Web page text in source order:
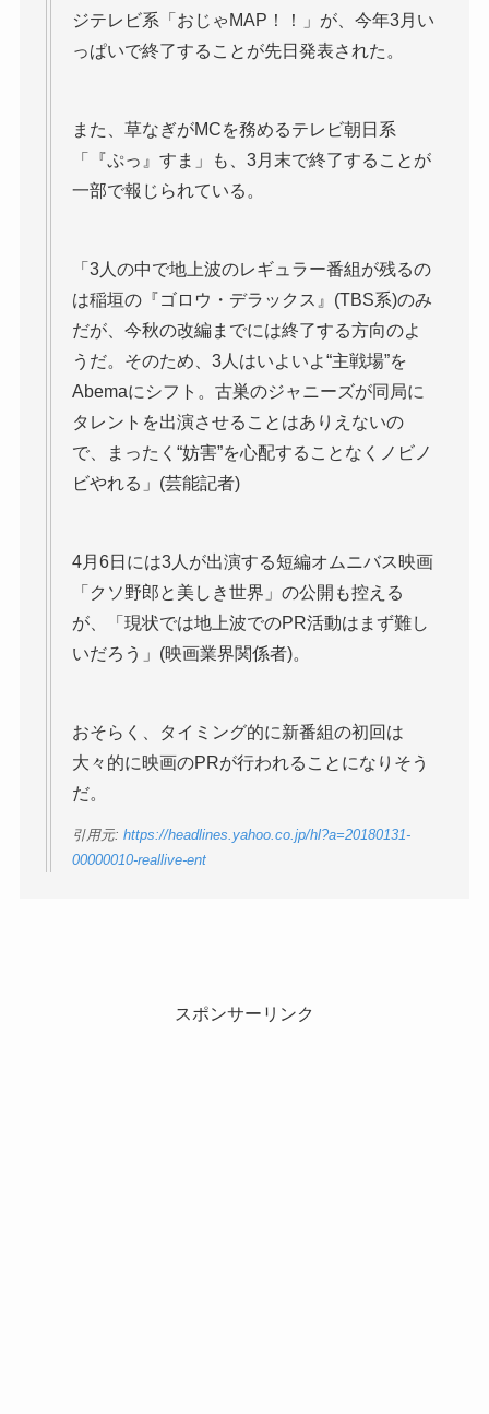
ジテレビ系「おじゃMAP！！」が、今年3月い
っぱいで終了することが先日発表された。
また、草なぎがMCを務めるテレビ朝日系
「『ぷっ』すま」も、3月末で終了することが
一部で報じられている。
「3人の中で地上波のレギュラー番組が残るの
は稲垣の『ゴロウ・デラックス』(TBS系)のみ
だが、今秋の改編までには終了する方向のよ
うだ。そのため、3人はいよいよ“主戦場”を
Abemaにシフト。古巣のジャニーズが同局に
タレントを出演させることはありえないの
で、まったく“妨害”を心配することなくノビノ
ビやれる」(芸能記者)
4月6日には3人が出演する短編オムニバス映画
「クソ野郎と美しき世界」の公開も控える
が、「現状では地上波でのPR活動はまず難し
いだろう」(映画業界関係者)。
おそらく、タイミング的に新番組の初回は
大々的に映画のPRが行われることになりそう
だ。
引用元: https://headlines.yahoo.co.jp/hl?a=20180131-
00000010-reallive-ent
スポンサーリンク